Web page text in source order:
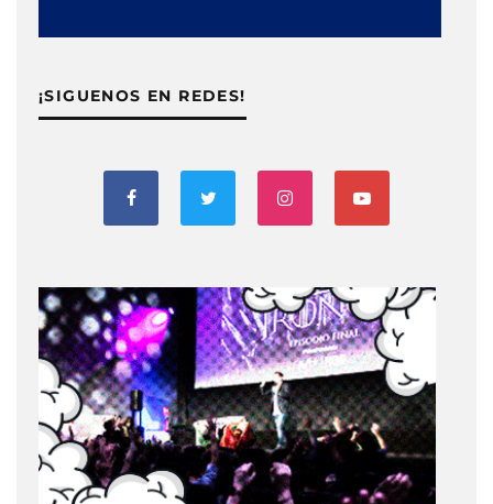
¡SIGUENOS EN REDES!